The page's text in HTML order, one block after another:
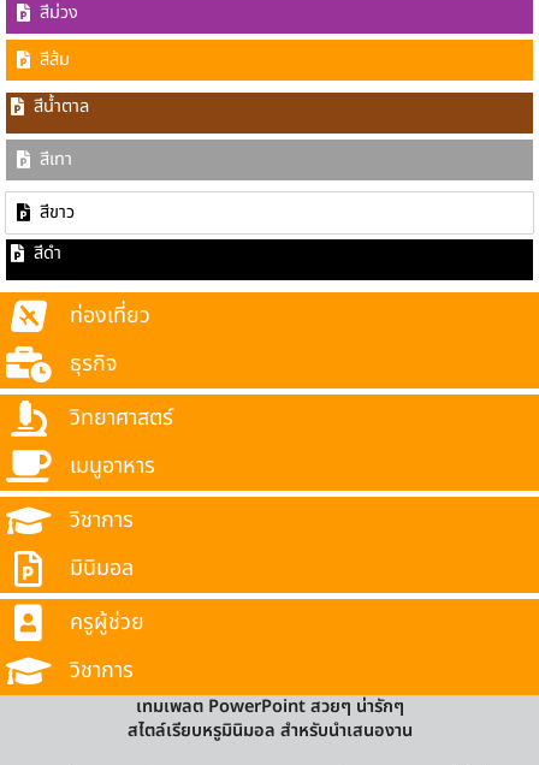
สีม่วง
สีส้ม
สีน้ำตาล
สีเทา
สีขาว
สีดำ
ท่องเที่ยว
ธุรกิจ
วิทยาศาสตร์
เมนูอาหาร
วิชาการ
มินิมอล
ครูผู้ช่วย
วิชาการ
เทมเพลต PowerPoint สวยๆ น่ารักๆ
สไตล์เรียบหรูมินิมอล สำหรับนำเสนองาน